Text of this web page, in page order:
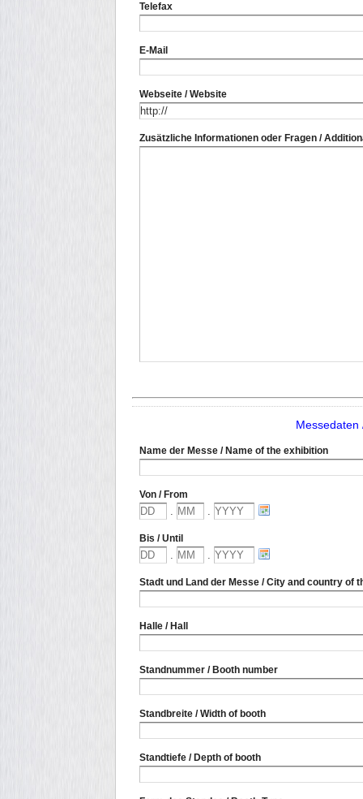
Telefax
E-Mail
Webseite / Website
Zusätzliche Informationen oder Fragen /
Messedaten
Name der Messe / Name of the exhibition
Von / From
Bis / Until
Stadt und Land der Messe / City and country of
Halle / Hall
Standnummer / Booth number
Standbreite / Width of booth
Standtiefe / Depth of booth